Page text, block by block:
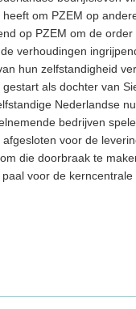
om PZEM op
op PZEM om de
verhoudingen
hun zelfstandigheid
als dochter van
Nederlandse
bedrijven
voor de
die doorbraak te
voor de kerncentrale